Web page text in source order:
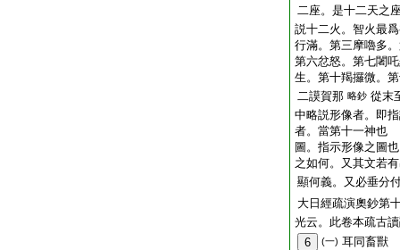
二座。是十二天之
説十二火。智火最
行滿。第三摩嚕多
第六忿怒。第七闍
生。第十羯攞微。
二謨賀那 略鈔 從末
中略説形像者。即
者。當第十一神也
圖。指示形像之圖
之如何。又其文若
顯何義。又必垂分
大日經疏演奧鈔第
光云。此卷本疏古
6
(一) 耳同畜獸